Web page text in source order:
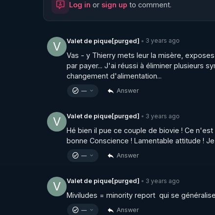
Ou comment le France fabrique-t-elle des
Voici les liens vers les brochures :
anomalies édition 2007
https://freedomofconscience.eu/wp-
Publication CAP LC : sectes un non
Publication CAP LC : les fonds publics
https://freedomofconscience.eu/wp-
Publication CAP LC : Liberté de
Vidéo à télécharger et re uploader en cas
Log in or sign up to comment.
V Valet de pique[purged] • 3 years ago
Vas - y Thierry mets leur la misère,
par payer... J'ai réussi à éliminer plusieurs
changement d'alimentation...
— Answer
V Valet de pique[purged] • 3 years ago
Hé bien il pue ce couple de biovie ! Ce
bonne Conscience ! Lamentable attitude !
— Answer
V Valet de pique[purged] • 3 years ago
Miviludes = minority report  qui se
— Answer